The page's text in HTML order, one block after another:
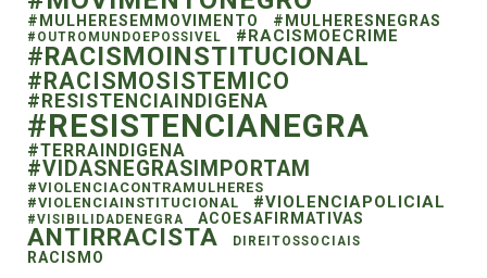
#MULHERESEMMOVIMENTO #MULHERESNEGRAS
#OUTROMUNDOEPOSSIVEL #RACISMOECRIME
#RACISMOINSTITUCIONAL
#RACISMOSISTEMICO
#RESISTENCIAINDIGENA
#RESISTENCIANEGRA
#TERRAINDIGENA
#VIDASNEGRASIMPORTAM
#VIOLENCIACONTRAMULHERES
#VIOLENCIAINSTITUCIONAL
#VIOLENCIAPOLICIAL
#VISIBILIDADENEGRA ACOESAFIRMATIVAS
ANTIRRACISTA DIREITOSSOCIAIS
RACISMO